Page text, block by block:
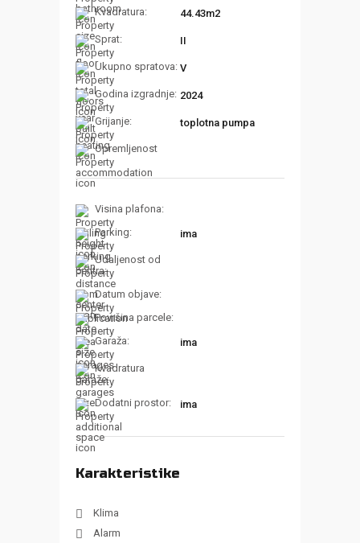
Kvadratura: 44.43m2
Sprat: II
Ukupno spratova: V
Godina izgradnje: 2024
Grijanje: toplotna pumpa
Opremljenost
Visina plafona:
Parking:
ima
Udaljenost od
centra:
Datum objave:
Površina parcele:
Garaža:
ima
Kvadratura
garaže:
Dodatni prostor:
ima
Karakteristike
Klima
Alarm